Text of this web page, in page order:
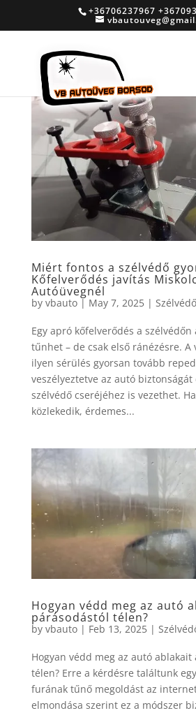
+36706237967
Miért fontos a szélvédő
Kőfelverődés javítás
Autóüvegnél
by vbauto| May 7, 2025|
Egy apró kőfelverődés a
tűnhet – de csak első ránézésre. A
ilyen sérülés gyorsan tovább
veszélyeztetve az autó biztonságát
szélvédő cseréjéhez is vezethet.
közlekedik, érdemes...
Hogyan védd meg az autó
párásodástól télen?
by vbauto| Feb 13, 2025|
Hogyan védd meg az autó ablakait
télen? Erre a kérdésre találtunk
furának tűnő megoldást az
elmondása szerint ez a módszer